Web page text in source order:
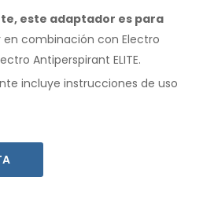
este adaptador es para
en combinación con Electro
Antiperspirant ELITE.
incluye instrucciones de uso